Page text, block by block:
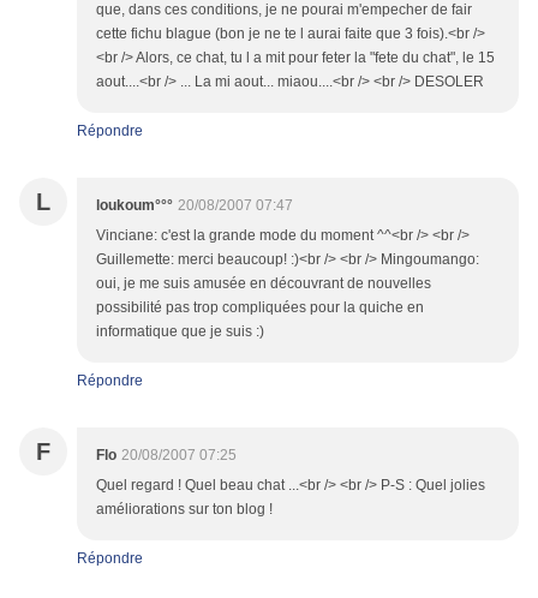
que, dans ces conditions, je ne pourai m'empecher de fair
cette fichu blague (bon je ne te l aurai faite que 3 fois).<br />
<br /> Alors, ce chat, tu l a mit pour feter la "fete du chat", le 15
aout....<br /> ... La mi aout... miaou....<br /> <br /> DESOLER
Répondre
L loukoum°°° 20/08/2007 07:47
Vinciane: c'est la grande mode du moment ^^<br /> <br />
Guillemette: merci beaucoup! :)<br /> <br /> Mingoumango:
oui, je me suis amusée en découvrant de nouvelles
possibilité pas trop compliquées pour la quiche en
informatique que je suis :)
Répondre
F Flo 20/08/2007 07:25
Quel regard ! Quel beau chat ...<br /> <br /> P-S : Quel jolies
améliorations sur ton blog !
Répondre